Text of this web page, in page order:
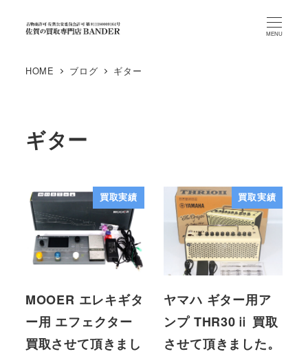
MENU
HOME ブログ ギター
ギター
買取実績
MOOER エレキギタ
ー用 エフェクター
買取させて頂きまし
買取実績
ヤマハ ギター用ア
ンプ THR30ⅱ 買取
させて頂きました。